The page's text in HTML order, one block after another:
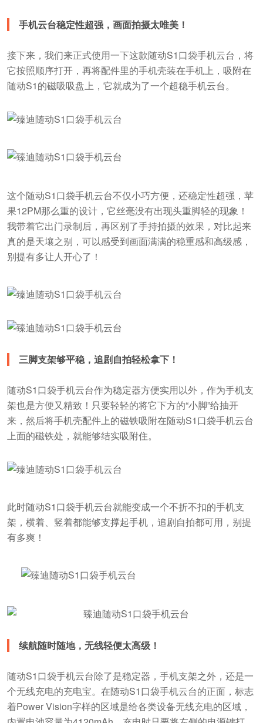
手机云台稳定性超强，画面拍摄太唯美！
接下来，我们来正式使用一下这款随动S1口袋手机云台，将
它按照顺序打开，再将配件里的手机壳装在手机上，吸附在
随动S1的磁吸吸盘上，它就成为了一个超稳手机云台。
这个随动S1口袋手机云台不仅小巧方便，还稳定性超强，苹
果12PM那么重的设计，它丝毫没有出现头重脚轻的现象！
我带着它出门录制后，再区别了手持拍摄的效果，对比起来
真的是天壤之别，可以感受到画面满满的稳重感和高级感，
别提有多让人开心了！
三脚支架够平稳，追剧自拍轻松拿下！
随动S1口袋手机云台作为稳定器方便实用以外，作为手机支
架也是方便又精致！只要轻轻的将它下方的“小脚”给抽开
来，然后将手机壳配件上的磁铁吸附在随动S1口袋手机云台
上面的磁铁处，就能够结实吸附住。
此时随动S1口袋手机云台就能变成一个不折不扣的手机支
架，横着、竖着都能够支撑起手机，追剧自拍都可用，别提
有多爽！
续航随时随地，无线轻便太高级！
随动S1口袋手机云台除了是稳定器，手机支架之外，还是一
个无线充电的充电宝。在随动S1口袋手机云台的正面，标志
着Power Vision字样的区域是给各类设备无线充电的区域，